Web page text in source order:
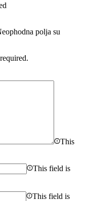
polja su
This
This field is
This field is